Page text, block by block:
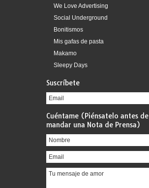
We Love Advertising
Social Underground
Bonitismos
Mis gafas de pasta
Makamo
Sleepy Days
Suscríbete
Cuéntame (Piénsatelo antes de
mandar una Nota de Prensa)